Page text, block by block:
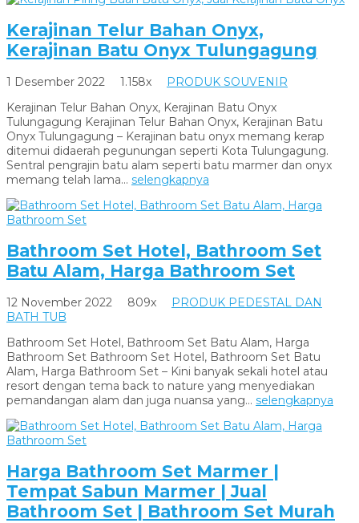
Kerajinan Telur Bahan Onyx,
Kerajinan Batu Onyx Tulungagung
1 Desember 2022 1.158x
PRODUK SOUVENIR
Kerajinan Telur Bahan Onyx, Kerajinan Batu Onyx
Tulungagung Kerajinan Telur Bahan Onyx, Kerajinan Batu
Onyx Tulungagung – Kerajinan batu onyx memang kerap
ditemui didaerah pegunungan seperti Kota Tulungagung.
Sentral pengrajin batu alam seperti batu marmer dan onyx
memang telah lama... selengkapnya
Bathroom Set Hotel, Bathroom Set
Batu Alam, Harga Bathroom Set
12 November 2022 809x
PRODUK PEDESTAL DAN
BATH TUB
Bathroom Set Hotel, Bathroom Set Batu Alam, Harga
Bathroom Set Bathroom Set Hotel, Bathroom Set Batu
Alam, Harga Bathroom Set – Kini banyak sekali hotel atau
resort dengan tema back to nature yang menyediakan
pemandangan alam dan juga nuansa yang... selengkapnya
Harga Bathroom Set Marmer |
Tempat Sabun Marmer | Jual
Bathroom Set | Bathroom Set Murah